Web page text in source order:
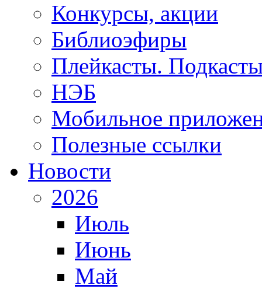
Конкурсы, акции
Библиоэфиры
Плейкасты.
НЭБ
Мобильное
Полезные ссылки
Новости
2026
Июль
Июнь
Май